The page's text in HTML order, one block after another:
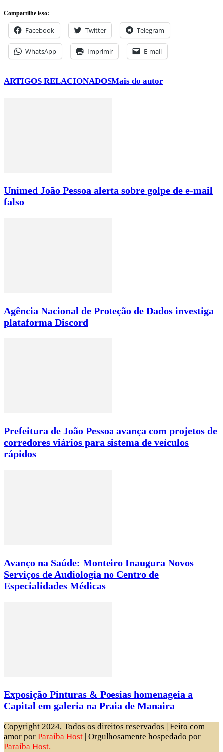
Compartilhe isso:
Facebook Twitter Telegram
WhatsApp Imprimir E-mail
ARTIGOS RELACIONADOSMais do autor
Unimed João Pessoa alerta sobre golpe de e-mail
falso
Agência Nacional de Proteção de Dados investiga
plataforma Discord
Prefeitura de João Pessoa avança com projetos de
corredores viários para sistema de veículos
rápidos
Avanço na Saúde: Monteiro Inaugura Novos
Serviços de Audiologia no Centro de
Especialidades Médicas
Exposição Pinturas & Poesias homenageia a
Capital em galeria na Praia de Manaira
Copyright 2024, Todos os direitos reservados | Feito com
amor por Paraíba Host | Orgulhosamente hospedado por
Paraíba Host.